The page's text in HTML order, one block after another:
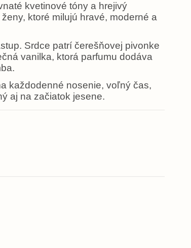
kvetinové tóny a hrejivý
ktoré milujú hravé, moderné a
Srdce patrí čerešňovej pivonke
vanilka, ktorá parfumu dodáva
každodenné nosenie, voľný čas,
aj na začiatok jesene.